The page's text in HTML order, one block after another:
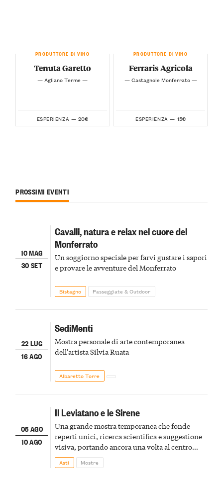
PRODUTTORE DI VINO
Tenuta Garetto
— Agliano Terme —
ESPERIENZA — 20€
PRODUTTORE DI VINO
Ferraris Agricola
— Castagnole Monferrato —
ESPERIENZA — 15€
PROSSIMI EVENTI
10 MAG
30 SET
Cavalli, natura e relax nel cuore del
Monferrato
Un soggiorno speciale per farvi gustare i sapori
e provare le avventure del Monferrato
Bistagno Passeggiate & Outdoor
22 LUG
16 AGO
SediMenti
Mostra personale di arte contemporanea
dell'artista Silvia Ruata
Albaretto Torre
05 AGO
10 AGO
Il Leviatano e le Sirene
Una grande mostra temporanea che fonde
reperti unici, ricerca scientifica e suggestione
visiva, portando ancora una volta al centro
della scena le meraviglie del passato astigiano
Asti Mostre